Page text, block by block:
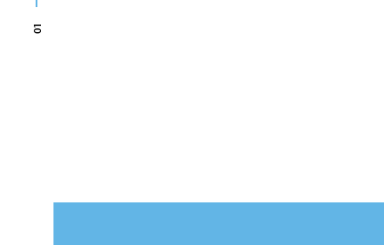
01